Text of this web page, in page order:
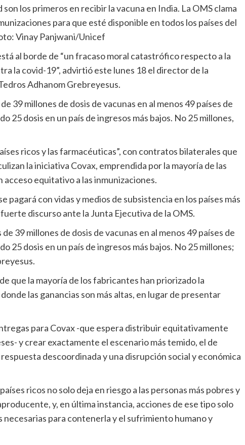
los primeros en recibir la vacuna en India. La OMS clama
para que esté disponible en todos los países del
Vinay Panjwani/Unicef
al borde de “un fracaso moral catastrófico respecto a la
la covid-19”, advirtió este lunes 18 el director de la
Adhanom Grebreyesus.
25 dosis en un país de ingresos más bajos. No 25 millones,
la iniciativa Covax, emprendida por la mayoría de las
equitativo a las inmunizaciones.
discurso ante la Junta Ejecutiva de la OMS.
25 dosis en un país de ingresos más bajos. No 25 millones;
las ganancias son más altas, en lugar de presentar
y crear exactamente el escenario más temido, el de
descoordinada y una disrupción social y económica
y, en última instancia, acciones de ese tipo solo
para contenerla y el sufrimiento humano y